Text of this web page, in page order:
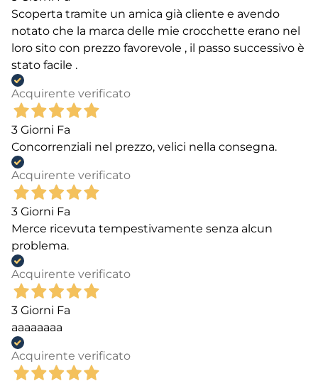
Scoperta tramite un amica già cliente e avendo
notato che la marca delle mie crocchette erano nel
loro sito con prezzo favorevole , il passo successivo è
stato facile .
Acquirente verificato
3 Giorni Fa
Concorrenziali nel prezzo, velici nella consegna.
Acquirente verificato
3 Giorni Fa
Merce ricevuta tempestivamente senza alcun
problema.
Acquirente verificato
3 Giorni Fa
aaaaaaaa
Acquirente verificato